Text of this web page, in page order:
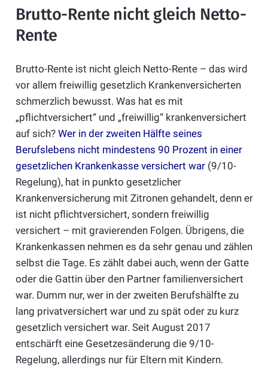
Brutto-Rente nicht gleich Netto-
Rente
Brutto-Rente ist nicht gleich Netto-Rente – das wird
vor allem freiwillig gesetzlich Krankenversicherten
schmerzlich bewusst. Was hat es mit
„pflichtversichert“ und „freiwillig“ krankenversichert
auf sich? Wer in der zweiten Hälfte seines
Berufslebens nicht mindestens 90 Prozent in einer
gesetzlichen Krankenkasse versichert war(9/10-
Regelung), hat in punkto gesetzlicher
Krankenversicherung mit Zitronen gehandelt, denn er
ist nicht pflichtversichert, sondern freiwillig
versichert – mit gravierenden Folgen. Übrigens, die
Krankenkassen nehmen es da sehr genau und zählen
selbst die Tage. Es zählt dabei auch, wenn der Gatte
oder die Gattin über den Partner familienversichert
war. Dumm nur, wer in der zweiten Berufshälfte zu
lang privatversichert war und zu spät oder zu kurz
gesetzlich versichert war. Seit August 2017
entschärft eine Gesetzesänderung die 9/10-
Regelung, allerdings nur für Eltern mit Kindern.